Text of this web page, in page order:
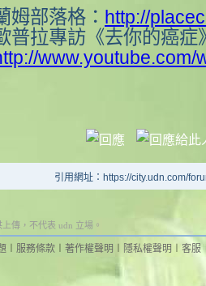
姆部落格： http://
普拉專訪《去你的癌症
www.youtube.com/
引用網址：https://city.udn.com/
傳，不代表 udn 立場。
服務條款 著作權聲明 隱私權聲明 客服